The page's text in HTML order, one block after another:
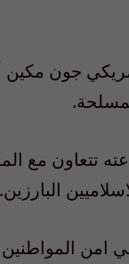
جون مكين
تتعاون مع
البارزين.
المواطنين